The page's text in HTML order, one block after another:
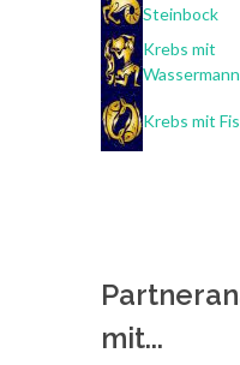
Steinbock
Krebs mit
Wassermann
Krebs mit
mit...